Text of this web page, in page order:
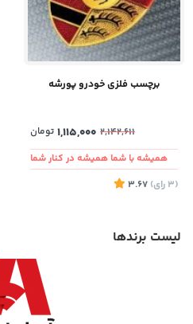
برچسب فلزی خودرو پورشه
2,142,611
1,115,000 تومان
همیشه با شما همیشه در کنار شما
(3
رای)
3.67
لیست برندها